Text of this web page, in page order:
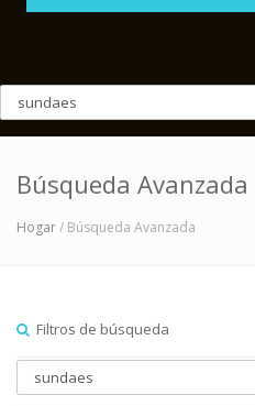
Búsqueda Avanzada
Hogar/ Búsqueda Avanzada
Filtros de búsqueda